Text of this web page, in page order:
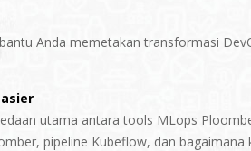
Anda memetakan transformasi
utama antara tools MLops
pipeline Kubeflow, dan bagaimana